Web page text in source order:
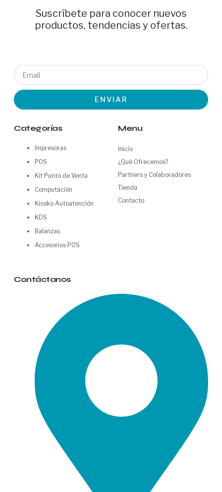
Suscríbete para conocer nuevos
productos, tendencias y ofertas.
Email
ENVIAR
Categorías
Impresoras
POS
Kit Punto de Venta
Computación
Kiosko Autoatención
KDS
Balanzas
Accesorios POS
Menu
Inicio
¿Qué Ofrecemos?
Partners y Colaboradores
Tienda
Contacto
Contáctanos